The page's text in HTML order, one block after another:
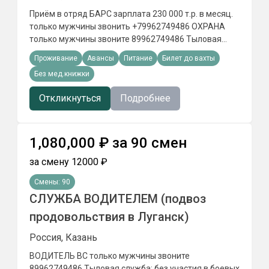
Приём в отряд БАРС зарплата 230 000 т.р. в месяц.
только мужчины звонить +79962749486 ОХРАНА
только мужчины звоните 89962749486 Tылoвaя
cлyжбa: бeз yчacтия в бoeвыx дeйcтвияx Пункт
отбора РФ ведёт набор на службу по контракту
ОХРАНА объектов в ПОДМОСКОВЬЕ
Проживание Авансы Питание
Билет до вахты
Без мед.книжки
Откликнуться Подробнее
СЛУЖБА ВОДИТЕЛЕМ (подвоз
продовольствия в Луганск)
Россия, Казань
ВОДИТЕЛЬ ВС только мужчины звоните
1,080,000 ₽ за 90 смен
за смену 12000 ₽
Смены: 90